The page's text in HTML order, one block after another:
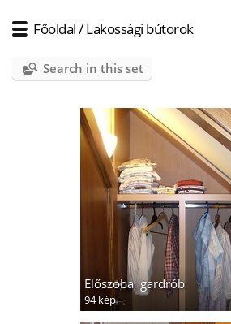
Főoldal/Lakossági bútorok
Search in this set
Előszoba, gardrób
94 kép